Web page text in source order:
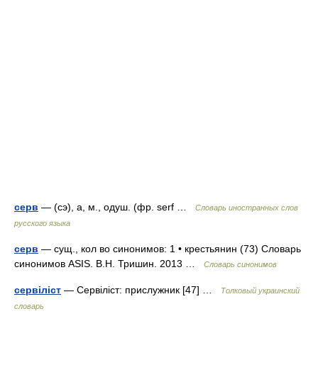
серв — (сэ), а, м., одуш. (фр. serf …
Словарь иностранных слов
русского языка
серв — сущ., кол во синонимов: 1 • крестьянин (73) Словарь
синонимов ASIS. В.Н. Тришин. 2013 …
Словарь синонимов
сервіліст — Сервіліст: прислужник [47] …
Толковый украинский
словарь